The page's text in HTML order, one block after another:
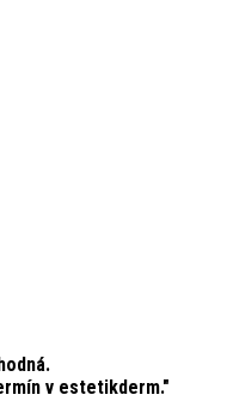
v estetikderm."